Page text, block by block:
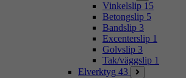
Vinkelslip 15
Betongslip 5
Bandslip 3
Excenterslip 1
Golvslip 3
Tak/väggslip 1
Elverktyg 43